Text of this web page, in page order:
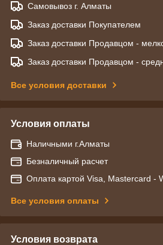
Самовывоз г. Алматы
Заказ доставки Покупателем
Заказ доставки Продавцом -
Заказ доставки Продавцом -
Все условия доставки
Условия оплаты
Наличными г.Алматы
Безналичный расчет
Оплата картой Visa, Mastercard -
Все условия оплаты
Условия возврата